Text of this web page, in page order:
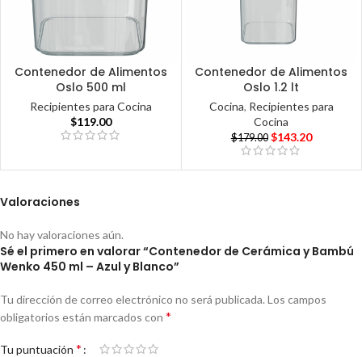
Contenedor de Alimentos
Oslo 500 ml
Recipientes para Cocina
$119.00
Contenedor de Alimentos
Oslo 1.2 lt
Cocina, Recipientes para
Cocina
$179.00 $143.20
Valoraciones
No hay valoraciones aún.
Sé el primero en valorar “Contenedor de Cerámica y Bambú
Wenko 450 ml – Azul y Blanco”
Tu dirección de correo electrónico no será publicada. Los campos
obligatorios están marcados con *
Tu puntuación *